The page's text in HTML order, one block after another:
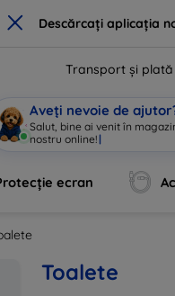
× Descărcați aplicația
Transport și plată
Aveți nevoie de
Salut, bine ai venit în
nostru online!|
ecran
Toalete